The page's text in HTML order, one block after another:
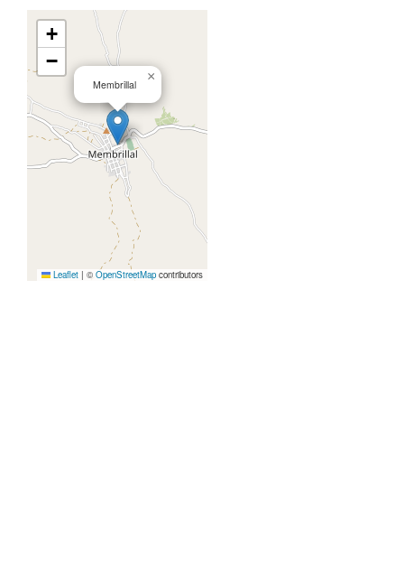
Membrillal
×
+
−
Leaflet | © OpenStreetMap contributors